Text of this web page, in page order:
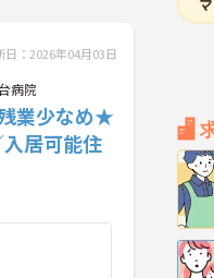
日：2026年04月03日
病院
業少なめ★
居可能住